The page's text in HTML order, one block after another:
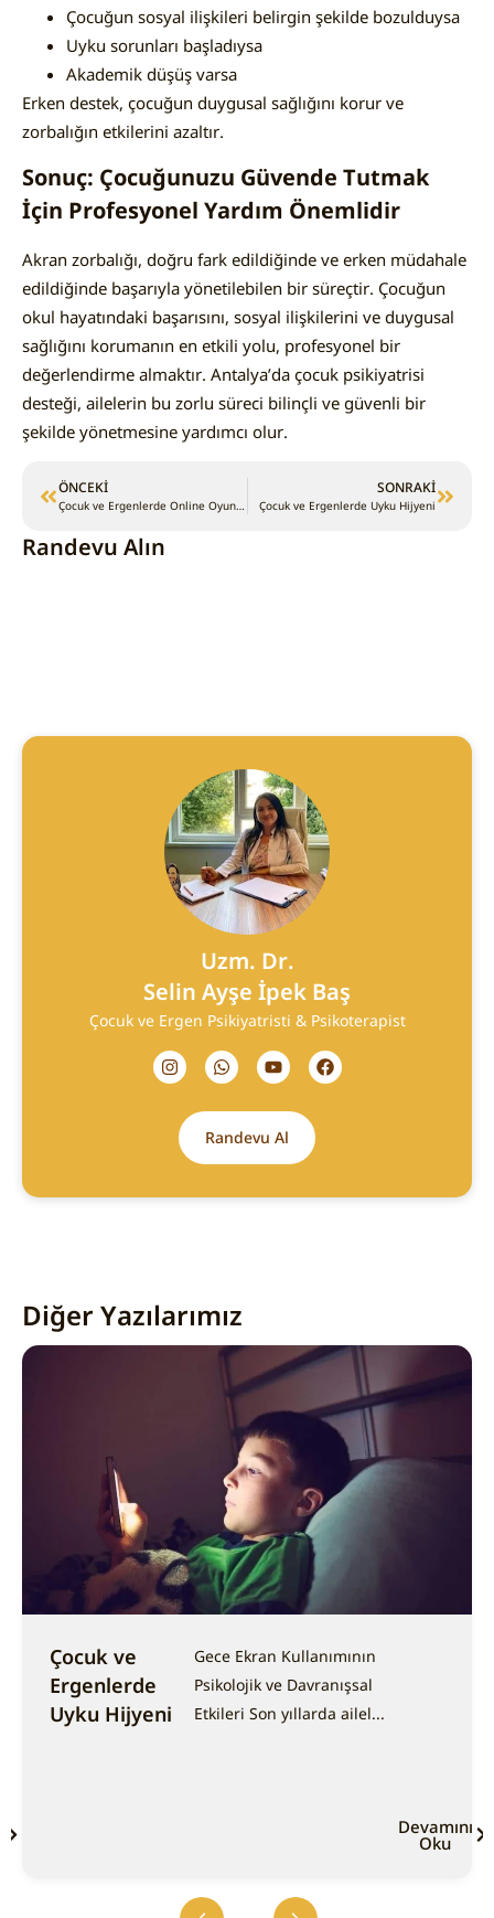
Çocuğun sosyal ilişkileri belirgin şekilde bozulduysa
Uyku sorunları başladıysa
Akademik düşüş varsa
Erken destek, çocuğun duygusal sağlığını korur ve
zorbalığın etkilerini azaltır.
Sonuç: Çocuğunuzu Güvende Tutmak
İçin Profesyonel Yardım Önemlidir
Akran zorbalığı, doğru fark edildiğinde ve erken müdahale
edildiğinde başarıyla yönetilebilen bir süreçtir. Çocuğun
okul hayatındaki başarısını, sosyal ilişkilerini ve duygusal
sağlığını korumanın en etkili yolu, profesyonel bir
değerlendirme almaktır. Antalya’da çocuk psikiyatrisi
desteği, ailelerin bu zorlu süreci bilinçli ve güvenli bir
şekilde yönetmesine yardımcı olur.
ÖNCEKI
Çocuk ve Ergenlerde Online Oyun Bağımlılığı: Yeni Neslin Sessiz Tehdidi
SONRAKI
Çocuk ve Ergenlerde Uyku Hijyeni
Randevu Alın
Uzm. Dr.
Selin Ayşe İpek Baş
Çocuk ve Ergen Psikiyatristi & Psikoterapist
Randevu Al
Diğer Yazılarımız
Çocuk ve
Ergenlerde
Uyku Hijyeni
Gece Ekran Kullanımının
Psikolojik ve Davranışsal
Etkileri Son yıllarda ailel...
Devamını
Oku